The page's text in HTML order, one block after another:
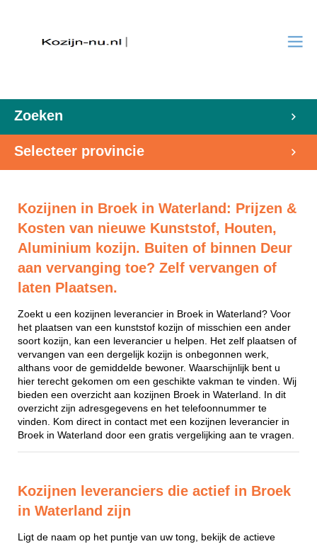
Zoeken
Selecteer provincie
Kozijnen in Broek in Waterland: Prijzen &
Kosten van nieuwe Kunststof, Houten,
Aluminium kozijn. Buiten of binnen Deur
aan vervanging toe? Zelf vervangen of
laten Plaatsen.
Zoekt u een kozijnen leverancier in Broek in Waterland? Voor
het plaatsen van een kunststof kozijn of misschien een ander
soort kozijn, kan een leverancier u helpen. Het zelf plaatsen of
vervangen van een dergelijk kozijn is onbegonnen werk,
althans voor de gemiddelde bewoner. Waarschijnlijk bent u
hier terecht gekomen om een geschikte vakman te vinden. Wij
bieden een overzicht aan kozijnen Broek in Waterland. In dit
overzicht zijn adresgegevens en het telefoonnummer te
vinden. Kom direct in contact met een kozijnen leverancier in
Broek in Waterland door een gratis vergelijking aan te vragen.
Kozijnen leveranciers die actief in Broek
in Waterland zijn
Ligt de naam op het puntje van uw tong, bekijk de actieve